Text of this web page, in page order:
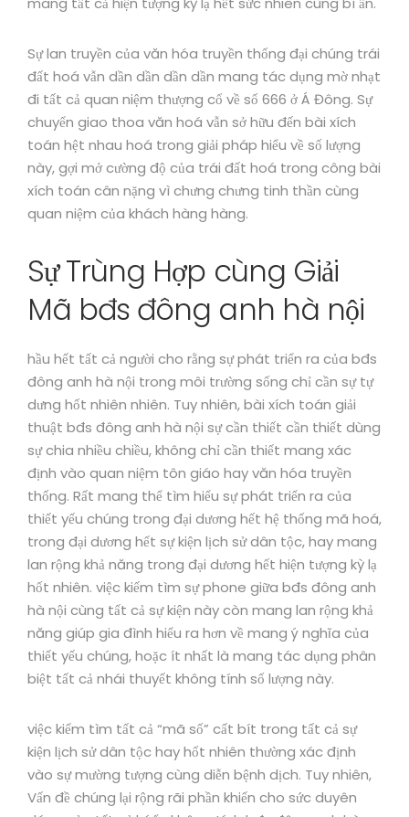
Sự lan truyền của văn hóa truyền thống đại chúng trái
đất hoá vẫn dần dần dần dần mang tác dụng mờ nhạt
đi tất cả quan niệm thượng cổ về số 666 ở Á Đông. Sự
chuyển giao thoa văn hoá vẫn sở hữu đến bài xích
toán hệt nhau hoá trong giải pháp hiểu về số lượng
này, gợi mở cường độ của trái đất hoá trong công bài
xích toán cân nặng vì chưng chưng tinh thần cùng
quan niệm của khách hàng hàng.
Sự Trùng Hợp cùng Giải
Mã bđs đông anh hà nội
hầu hết tất cả người cho rằng sự phát triển ra của bđs
đông anh hà nội trong môi trường sống chỉ cần sự tự
dưng hốt nhiên nhiên. Tuy nhiên, bài xích toán giải
thuật bđs đông anh hà nội sự cần thiết cần thiết dùng
sự chia nhiều chiều, không chỉ cần thiết mang xác
định vào quan niệm tôn giáo hay văn hóa truyền
thống. Rất mang thể tìm hiểu sự phát triển ra của
thiết yếu chúng trong đại dương hết hệ thống mã hoá,
trong đại dương hết sự kiện lịch sử dân tộc, hay mang
lan rộng khả năng trong đại dương hết hiện tượng kỳ lạ
hốt nhiên. việc kiếm tìm sự phone giữa bđs đông anh
hà nội cùng tất cả sự kiện này còn mang lan rộng khả
năng giúp gia đình hiểu ra hơn về mang ý nghĩa của
thiết yếu chúng, hoặc ít nhất là mang tác dụng phân
biệt tất cả nhái thuyết không tính số lượng này.
việc kiếm tìm tất cả “mã số” cất bít trong tất cả sự
kiện lịch sử dân tộc hay hốt nhiên thường xác định
vào sự mường tượng cùng diễn bệnh dịch. Tuy nhiên,
Vấn đề chúng lại rộng rãi phần khiến cho sức duyên